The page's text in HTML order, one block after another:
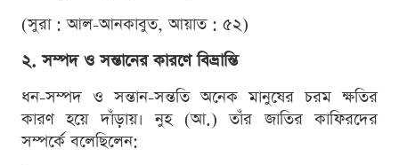
(সুরা : আল-আনকাবুত, আয়াত : ৫২)
২. সম্পদ ও সন্তানের কারণে বিভ্রান্তি
ধন-সম্পদ ও সন্তান-সন্ততি অনেক মানুষের চরম ক্ষতির
কারণ হয়ে দাঁড়ায়। নুহ (আ.) তাঁর জাতির কাফিরদের
সম্পর্কে বলেছিলেন: